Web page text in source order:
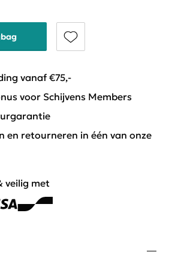
vanaf €75,-
voor Schijvens Members
en retourneren in één van onze
veilig met